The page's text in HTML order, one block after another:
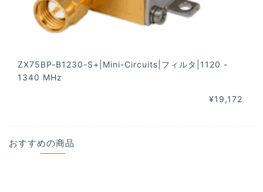
ZX75BP-B1230-S+|Mini-Circuits|フィルタ|1120 -
1340 MHz
¥19,172
おすすめの商品